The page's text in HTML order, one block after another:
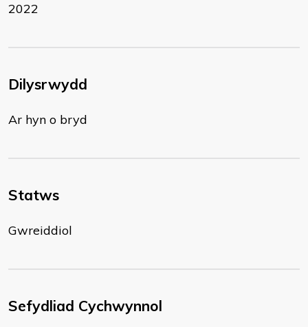
2022
Dilysrwydd
Ar hyn o bryd
Statws
Gwreiddiol
Sefydliad Cychwynnol